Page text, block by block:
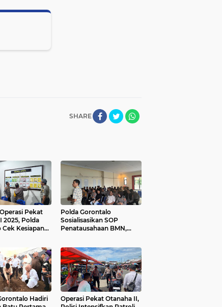
SHARE
Pekat
2025, Polda
Cek Kesiapan
Polda Gorontalo
Sosialisasikan SOP
Penatausahaan BMN,
Hadiri
Operasi Pekat Otanaha II,